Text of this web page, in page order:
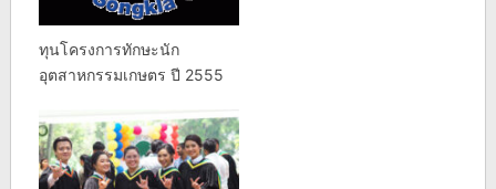
ทุนโครงการทักษะนัก
อุตสาหกรรมเกษตร ปี 2555